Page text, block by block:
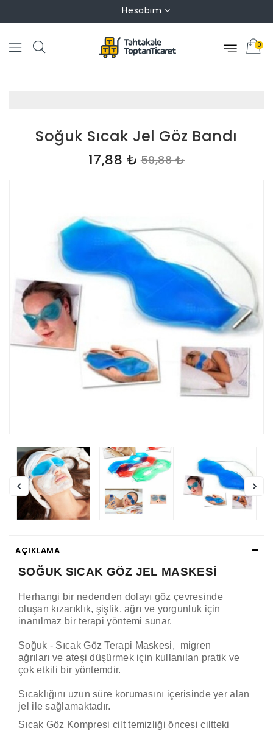
Hesabım
0
Soğuk Sıcak Jel Göz Bandı
17,88 ₺ 59,88 ₺
AÇIKLAMA
SOĞUK SICAK GÖZ JEL MASKESİ
Herhangi bir nedenden dolayı göz çevresinde
oluşan kızarıklık, şişlik, ağrı ve yorgunluk için
inanılmaz bir terapi yöntemi sunar.
Soğuk - Sıcak Göz Terapi Maskesi, migren
ağrıları ve ateşi düşürmek için kullanılan pratik ve
çok etkili bir yöntemdir.
Sıcaklığını uzun süre korumasını içerisinde yer alan
jel ile sağlamaktadır.
Sıcak Göz Kompresi cilt temizliği öncesi ciltteki